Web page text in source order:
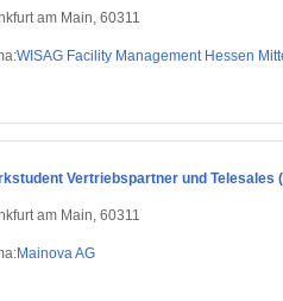
am Main, 60311
WISAG Facility Management Hessen
Vertriebspartner und Telesales
am Main, 60311
Mainova AG